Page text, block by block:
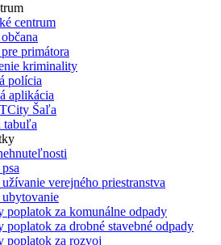
centrum
primátora
kriminality
polícia
aplikácia
Šaľa
tabuľa
verejného priestranstva
poplatok za komunálne odpady
poplatok za drobné stavebné odpady
poplatok za rozvoj